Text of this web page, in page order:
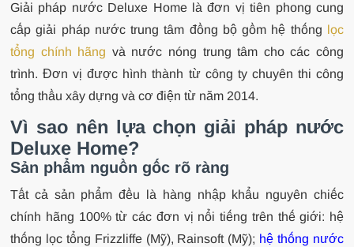
Giải pháp nước Deluxe Home là đơn vị tiên phong cung
cấp giải pháp nước trung tâm đồng bộ gồm hệ thống
lọc
tổng chính hãng và nước nóng trung tâm cho các công
trình. Đơn vị được hình thành từ công ty chuyên thi công
tổng thầu xây dựng và cơ điện từ năm 2014.
Vì sao nên lựa chọn giải pháp nước
Deluxe Home?
Sản phẩm nguồn gốc rõ ràng
Tất cả sản phẩm đều là hàng nhập khẩu nguyên chiếc
chính hãng 100% từ các đơn vị nổi tiếng trên thế giới: hệ
thống lọc tổng Frizzliffe (Mỹ), Rainsoft (Mỹ); hệ thống nước